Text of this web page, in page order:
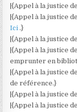
|{Appel à la justice
|{Appel à la justice
Ici.}
|{Appel à la justice
|{Appel à la justice
emprunter en
|{Appel à la justice
de référence.}
|{Appel à la justice
|{Appel à la justice